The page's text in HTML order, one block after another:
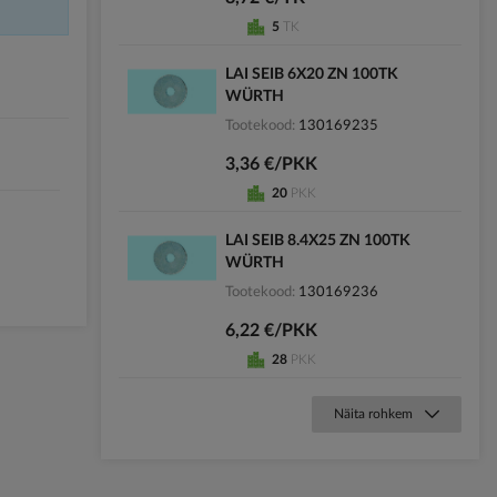
5 TK
LAI SEIB 6X20 ZN 100TK
WÜRTH
Tootekood 130169235
3,36 €/PKK
20 PKK
LAI SEIB 8.4X25 ZN 100TK
WÜRTH
Tootekood 130169236
6,22 €/PKK
28 PKK
Näita rohkem